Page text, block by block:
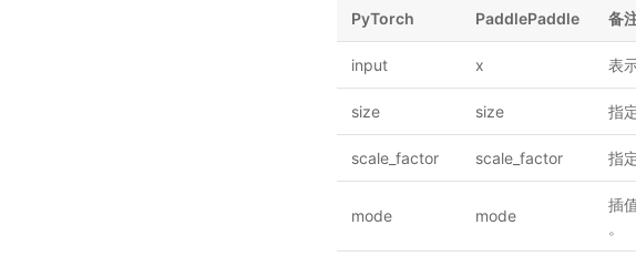
PyTorch PaddlePaddle 备
input x 表
size size 指
scale_factor scale_factor 指
mode mode
插
。